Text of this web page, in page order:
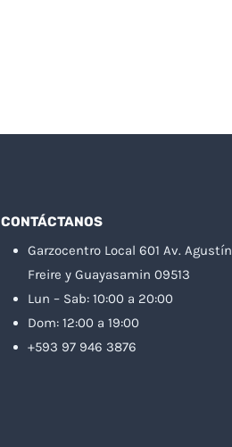
CONTÁCTANOS
Garzocentro Local 601 Av. Agustín
Freire y Guayasamin 09513
Lun – Sab: 10:00 a 20:00
Dom: 12:00 a 19:00
+593 97 946 3876